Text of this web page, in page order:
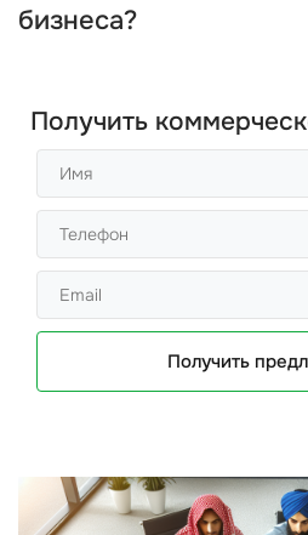
бизнеса?
Получить
Получить